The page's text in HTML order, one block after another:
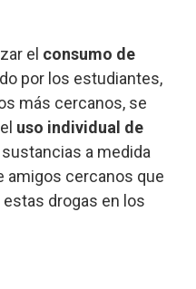
el consumo de
por los estudiantes,
más cercanos, se
uso individual de
a medida
amigos cercanos que
drogas en los